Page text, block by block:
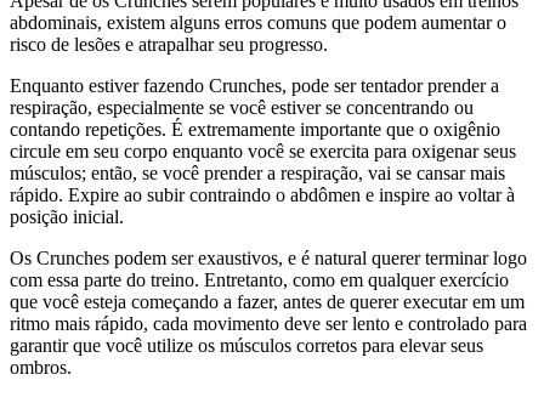
abdominais, existem alguns erros comuns que podem aumentar o
risco de lesões e atrapalhar seu progresso.
Enquanto estiver fazendo Crunches, pode ser tentador prender a
respiração, especialmente se você estiver se concentrando ou
contando repetições. É extremamente importante que o oxigênio
circule em seu corpo enquanto você se exercita para oxigenar seus
músculos; então, se você prender a respiração, vai se cansar mais
rápido. Expire ao subir contraindo o abdômen e inspire ao voltar à
posição inicial.
Os Crunches podem ser exaustivos, e é natural querer terminar logo
com essa parte do treino. Entretanto, como em qualquer exercício
que você esteja começando a fazer, antes de querer executar em um
ritmo mais rápido, cada movimento deve ser lento e controlado para
garantir que você utilize os músculos corretos para elevar seus
ombros.